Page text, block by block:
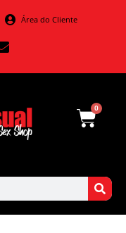
Área do Cliente
0